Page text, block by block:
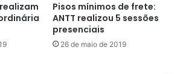
Pisos mínimos de frete:
ANTT realizou 5 sessões
presenciais
26 de maio de 2019